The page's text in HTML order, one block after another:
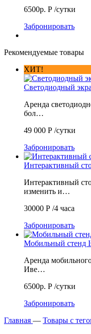
6500р. Р /сутки
Забронировать
Рекомендуемые товары
ХИТ!
Светодиодный
Аренда
бол…
49 000 Р /сутки
Забронировать
Интерактивный
Интерактивный
изменить и…
30000 Р /4 часа
Забронировать
Мобильный стенд
Аренда
Иве…
6500р. Р /сутки
Забронировать
Главная — Товары с